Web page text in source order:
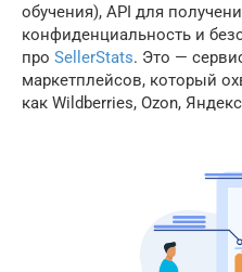
обучения), API для
конфиденциальность и
про SellerStats. Это —
маркетплейсов, который
как Wildberries, Ozon,